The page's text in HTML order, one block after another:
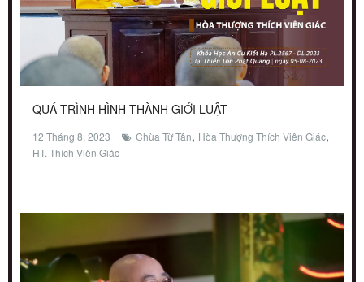
QUÁ TRÌNH HÌNH THÀNH GIỚI LUẬT
12 Tháng 8, 2023 Chùa Từ Tân, Hòa Thượng Thích Viên Giác,
HT. Thích Viên Giác